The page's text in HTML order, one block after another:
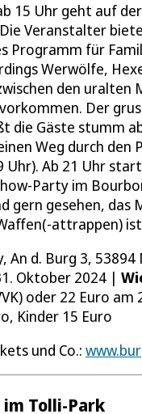
15 Uhr geht auf
Veranstalter
Programm für
Werwölfe,
den uralten
Der
die Gäste stumm
Weg durch den
Uhr). Ab 21 Uhr
Party im
gern gesehen, das
attrappen)
An d. Burg 3, 53894
Oktober 2024 |
oder 22 Euro am
Kinder 15 Euro
und Co.:
im Tolli-Park